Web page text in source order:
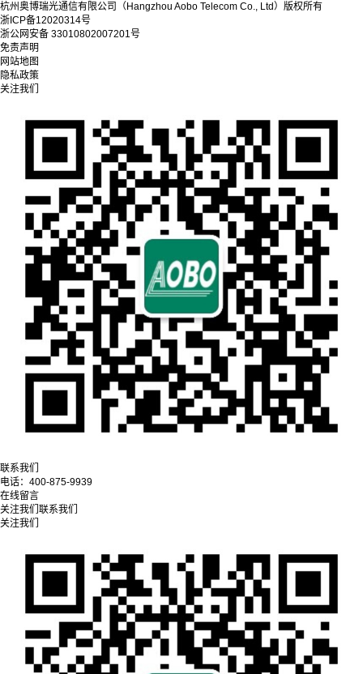
杭州奥博瑞光通信有限公司（Hangzhou Aobo Telecom Co., Ltd） 版权所有
浙ICP备12020314号
浙公网安备 33010802007201号
免责声明
网站地图
隐私政策
关注我们
联系我们
电话： 400-875-9939
在线留言
关注我们 联系我们
关注我们